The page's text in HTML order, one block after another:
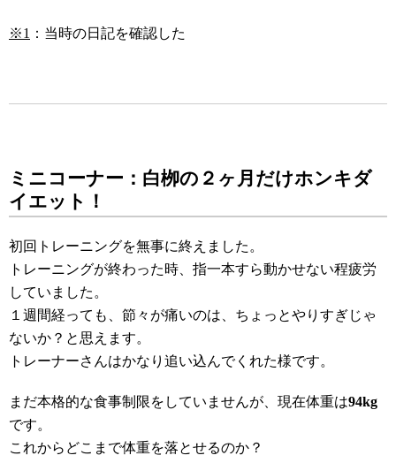
※1 ：当時の日記を確認した
ミニコーナー：白栁の２ヶ月だけホンキダ
イエット！
初回トレーニングを無事に終えました。
トレーニングが終わった時、指一本すら動かせない程疲労
していました。
１週間経っても、節々が痛いのは、ちょっとやりすぎじゃ
ないか？と思えます。
トレーナーさんはかなり追い込んでくれた様です。
まだ本格的な食事制限をしていませんが、現在体重は94kg
です。
これからどこまで体重を落とせるのか？